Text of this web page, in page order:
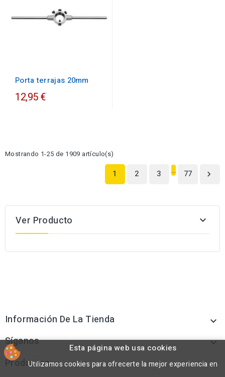
Porta terrajas 20mm
12,95 €
Mostrando 1-25 de 1909 artículo(s)
1 2 3 … 77 
Ver Producto 
Información De La Tienda 
Síganos 
Productos 
Esta página web usa cookies
Utilizamos cookies para ofrecerte la mejor experiencia en